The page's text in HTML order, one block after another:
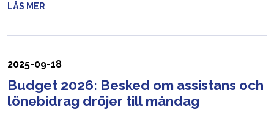
LÄS MER
2025-09-18
Budget 2026: Besked om assistans och
lönebidrag dröjer till måndag